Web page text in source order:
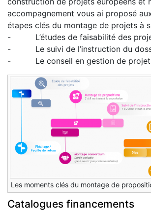
accompagnement vous ai proposé
étapes clés du montage de projets à
- L’études de faisabilité des
- Le suivi de l’instruction du
- Le conseil en gestion de
Les moments clés du montage de
Catalogues financements